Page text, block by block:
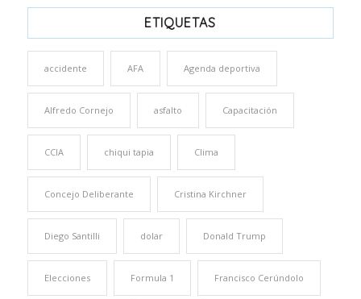
ETIQUETAS
accidente AFA Agenda deportiva
Alfredo Cornejo asfalto Capacitación
CCIA chiqui tapia Clima
Concejo Deliberante Cristina Kirchner
Diego Santilli dolar Donald Trump
Elecciones Formula 1 Francisco Cerúndolo